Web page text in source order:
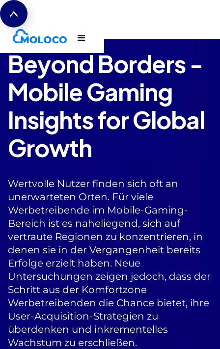
Beyond Borders -
Mobile Gaming
Insights for Global
Growth
Wertvolle Nutzer finden sich oft an
unerwarteten Orten. Für viele
Werbetreibende im Mobile-Gaming-
Bereich ist es naheliegend, sich auf
vertraute Regionen zu konzentrieren, in
denen sie in der Vergangenheit bereits
Erfolge erzielt haben. Neue
Untersuchungen zeigen jedoch, dass der
Schritt aus der Komfortzone
Werbetreibenden die Chance bietet, ihre
User-Acquisition-Strategien zu
überdenken und inkrementelles
Wachstum zu erschließen.